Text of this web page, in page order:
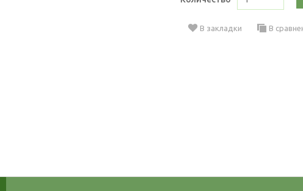
В закладки В